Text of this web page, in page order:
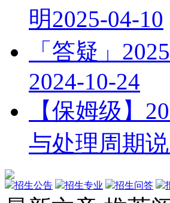
明2025-04-10
「答疑」
2024-10-24
【保姆级】
与处理周期
招生公告 招生专业 招生问答